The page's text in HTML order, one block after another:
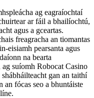
ag eagraíochtaí
ar fáil a bhailíochtú,
agus a gceartas.
freagracha an tiomantas
eisiamh pearsanta agus
na bearta
suíomh Robocat Casino
gan an taithí
an fócas seo a bhuntáiste